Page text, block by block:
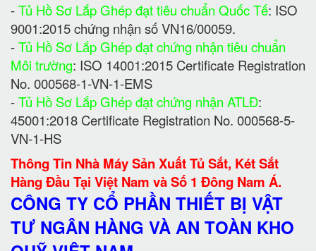
-Tủ Hồ Sơ Lắp Ghép đạt tiêu chuẩn Quốc Tế: ISO
9001:2015 chứng nhận số VN16/00059.
-Tủ Hồ Sơ Lắp Ghép đạt chứng nhận tiêu chuẩn
Môi trường: ISO 14001:2015 Certificate Registration
No. 000568-1-VN-1-EMS
-Tủ Hồ Sơ Lắp Ghép đạt chứng nhận ATLĐ:
45001:2018 Certificate Registration No. 000568-5-
VN-1-HS
Thông Tin Nhà Máy Sản Xuất Tủ Sắt, Két Sắt
Hàng Đầu Tại Việt Nam và Số 1 Đông Nam Á.
CÔNG TY CỔ PHẦN THIẾT BỊ VẬT
TƯ NGÂN HÀNG VÀ AN TOÀN KHO